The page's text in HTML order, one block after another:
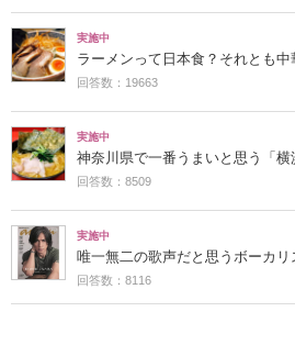
実施中
ラーメンって日本食？それとも中
回答数：19663
実施中
神奈川県で一番うまいと思う「
回答数：8509
実施中
唯一無二の歌声だと思うボーカリ
回答数：8116